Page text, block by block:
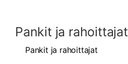
Pankit ja rahoittajat
Pankit ja rahoittajat